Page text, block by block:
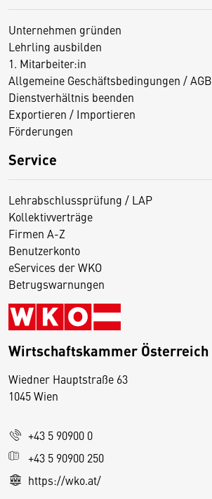
Unternehmen gründen
Lehrling ausbilden
1. Mitarbeiter:in
Allgemeine Geschäftsbedingungen / AGB
Dienstverhältnis beenden
Exportieren / Importieren
Förderungen
Service
Lehrabschlussprüfung / LAP
Kollektivverträge
Firmen A-Z
Benutzerkonto
eServices der WKO
Betrugswarnungen
Wirtschaftskammer Österreich
Wiedner Hauptstraße 63
1045 Wien
+43 5 90900 0
+43 5 90900 250
https://wko.at/
D
s
e
S